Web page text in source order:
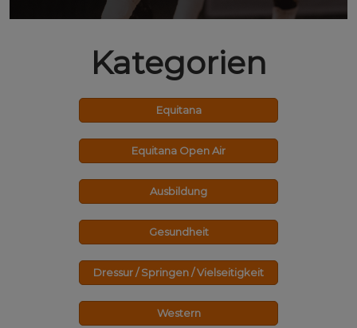
Kategorien
Equitana
Equitana Open Air
Ausbildung
Gesundheit
Dressur / Springen / Vielseitigkeit
Western